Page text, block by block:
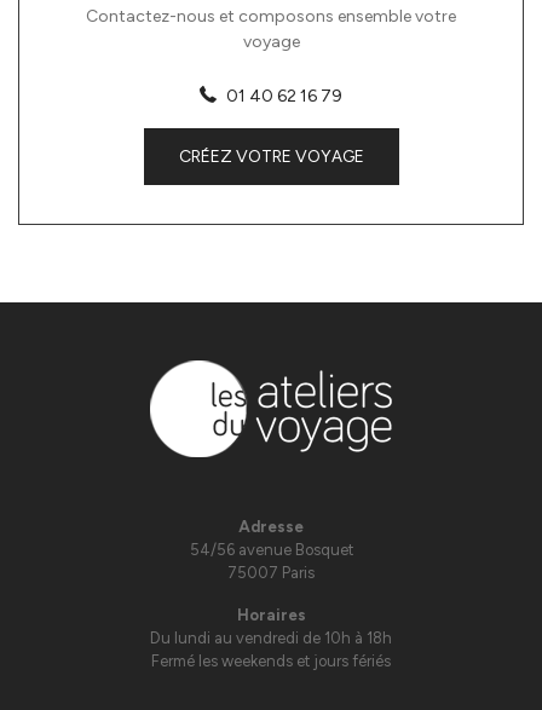
Contactez-nous et composons ensemble votre
voyage
01 40 62 16 79
CRÉEZ VOTRE VOYAGE
Adresse
54/56 avenue Bosquet
75007 Paris
Horaires
Du lundi au vendredi de 10h à 18h
Fermé les weekends et jours fériés